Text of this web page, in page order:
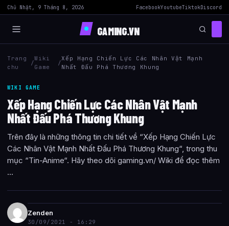
Chủ Nhật, 9 Tháng 8, 2026 FacebookYoutubeTiktokDiscord
GAMING.VN
Trang
chu
/
Wiki
Game
/
Xếp Hạng Chiến Lực Các Nhân Vật Mạnh
Nhất Đấu Phá Thương Khung
WIKI GAME
Xếp Hạng Chiến Lực Các Nhân Vật Mạnh
Nhất Đấu Phá Thương Khung
Trên đây là những thông tin chi tiết về “Xếp Hạng Chiến Lực
Các Nhân Vật Mạnh Nhất Đấu Phá Thương Khung“, trong thu
mục “Tin-Anime“. Hãy theo dõi gaming.vn/ Wiki để đọc thêm
...
Zenden
30/09/2021 - 16:29